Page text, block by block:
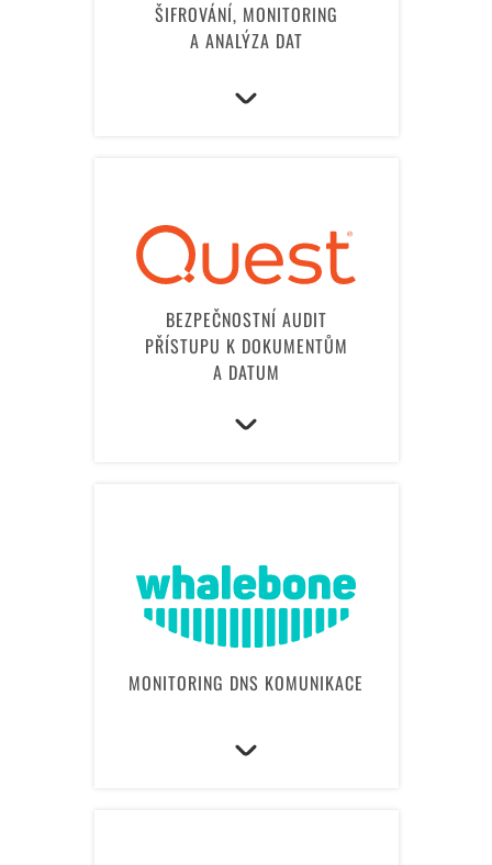
ŠIFROVÁNÍ, MONITORING
A ANALÝZA DAT
BEZPEČNOSTNÍ AUDIT
PŘÍSTUPU K DOKUMENTŮM
A DATUM
MONITORING DNS KOMUNIKACE